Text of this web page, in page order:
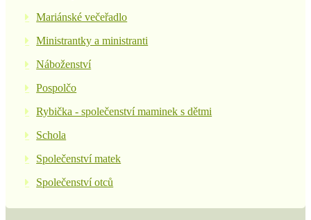
Mariánské večeřadlo
Ministrantky a ministranti
Náboženství
Pospolčo
Rybička - společenství maminek s dětmi
Schola
Společenství matek
Společenství otců